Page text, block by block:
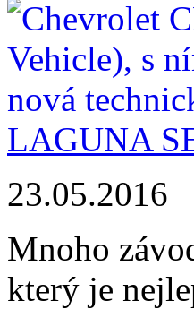
LAGUNA
23.05.2016
Mnoho
který je